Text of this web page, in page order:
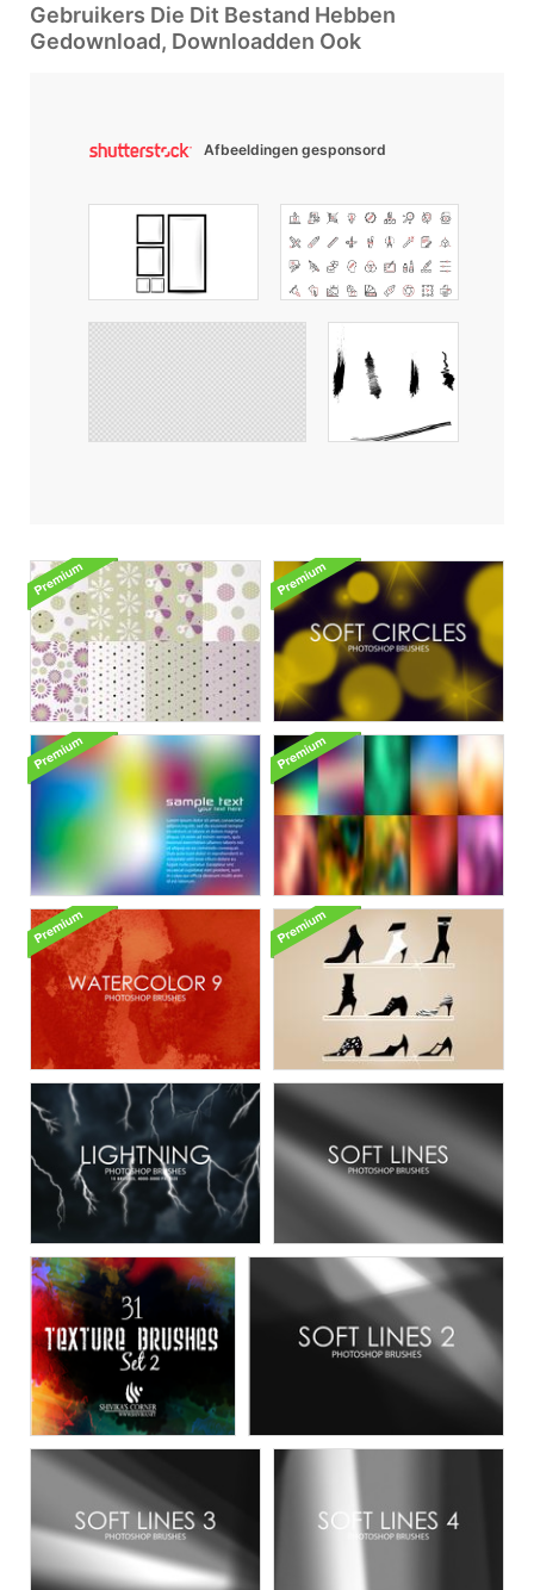
Gebruikers Die Dit Bestand Hebben
Gedownload, Downloadden Ook
Afbeeldingen gesponsord